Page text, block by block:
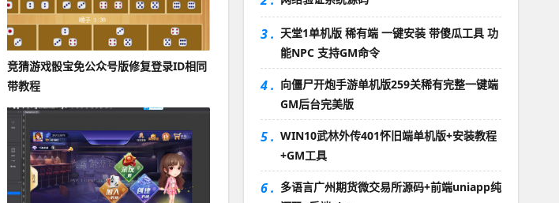
竞猜游戏骰宝免公众号版修复登录ID相同
带教程
3 . 天堂1单机版 稀有端 一键安装 带傻瓜工具 功
能NPC 支持GM命令
4 . 向僵尸开炮手游单机版259关稀有完整一键端
GM后台完美版
5 . WIN10武林外传401怀旧端单机版+安装教程
+GM工具
6 . 多语言广州期货微交易所源码+前端uniapp纯